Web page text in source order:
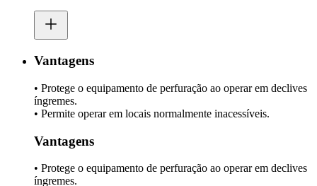
Vantagens
• Protege o equipamento de perfuração ao operar em declives
íngremes.
• Permite operar em locais normalmente inacessíveis.
Vantagens
• Protege o equipamento de perfuração ao operar em declives
íngremes.